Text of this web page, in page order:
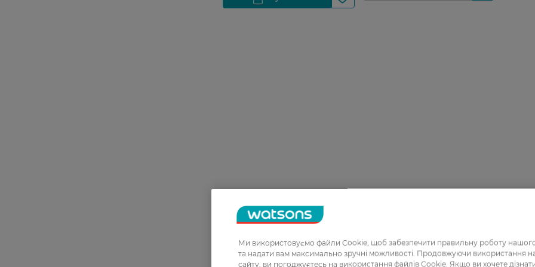
Ми використовуємо файли Cookie, щоб забезпечити правильну роботу
та надати вам максимально зручні можливості. Продовжуючи використання
сайту, ви погоджуєтесь на використання файлів Cookie. Якщо ви хочете